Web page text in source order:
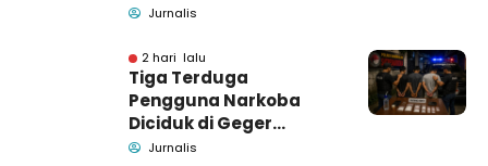
Pamekasan
Jurnalis
2 hari lalu
Tiga Terduga
Pengguna Narkoba
Diciduk di Geger
Bangkalan, Polisi Masih
Jurnalis